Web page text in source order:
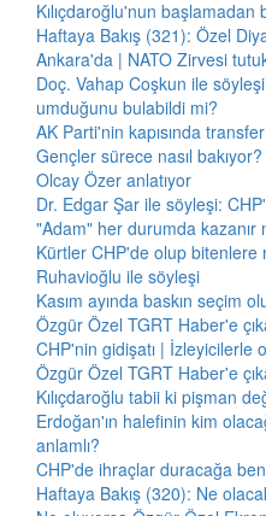
Kılıçdaroğlu'nun başlamadan
Haftaya Bakış (321): Özel
Ankara'da | NATO Zirvesi
Doç. Vahap Coşkun ile
umduğunu bulabildi mi?
AK Parti'nin kapısında
Gençler sürece nasıl
Olcay Özer anlatıyor
Dr. Edgar Şar ile söyleşi:
"Adam" her durumda kazanır
Kürtler CHP'de olup bitenlere
Ruhavioğlu ile söyleşi
Kasım ayında baskın seçim
Özgür Özel TGRT Haber'e
CHP'nin gidişatı | İzleyicilerle
Özgür Özel TGRT Haber'e
Kılıçdaroğlu tabii ki pişman
Erdoğan'ın halefinin kim
anlamlı?
CHP'de ihraçlar duracağa
Haftaya Bakış (320): Ne